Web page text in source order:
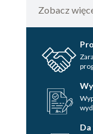
Zobacz